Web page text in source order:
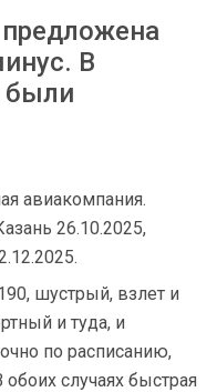
предложена
В
были
авиакомпания.
26.10.2025,
шустрый, взлет и
и туда, и
по расписанию,
случаях быстрая